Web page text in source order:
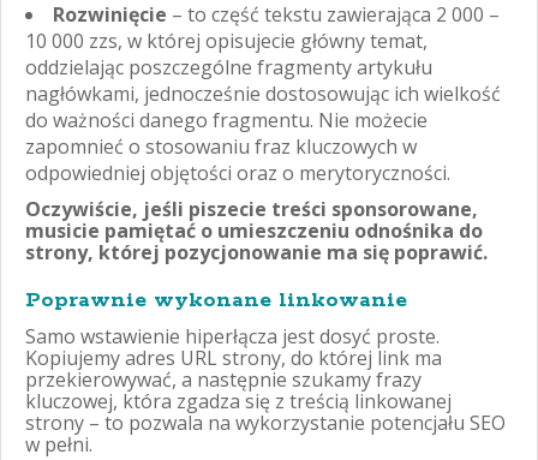
Rozwinięcie – to część tekstu zawierająca 2 000 –
10 000 zzs, w której opisujecie główny temat,
oddzielając poszczególne fragmenty artykułu
nagłówkami, jednocześnie dostosowując ich wielkość
do ważności danego fragmentu. Nie możecie
zapomnieć o stosowaniu fraz kluczowych w
odpowiedniej objętości oraz o merytoryczności.
Oczywiście, jeśli piszecie treści sponsorowane,
musicie pamiętać o umieszczeniu odnośnika do
strony, której pozycjonowanie ma się poprawić.
Poprawnie wykonane linkowanie
Samo wstawienie hiperłącza jest dosyć proste.
Kopiujemy adres URL strony, do której link ma
przekierowywać, a następnie szukamy frazy
kluczowej, która zgadza się z treścią linkowanej
strony – to pozwala na wykorzystanie potencjału SEO
w pełni.